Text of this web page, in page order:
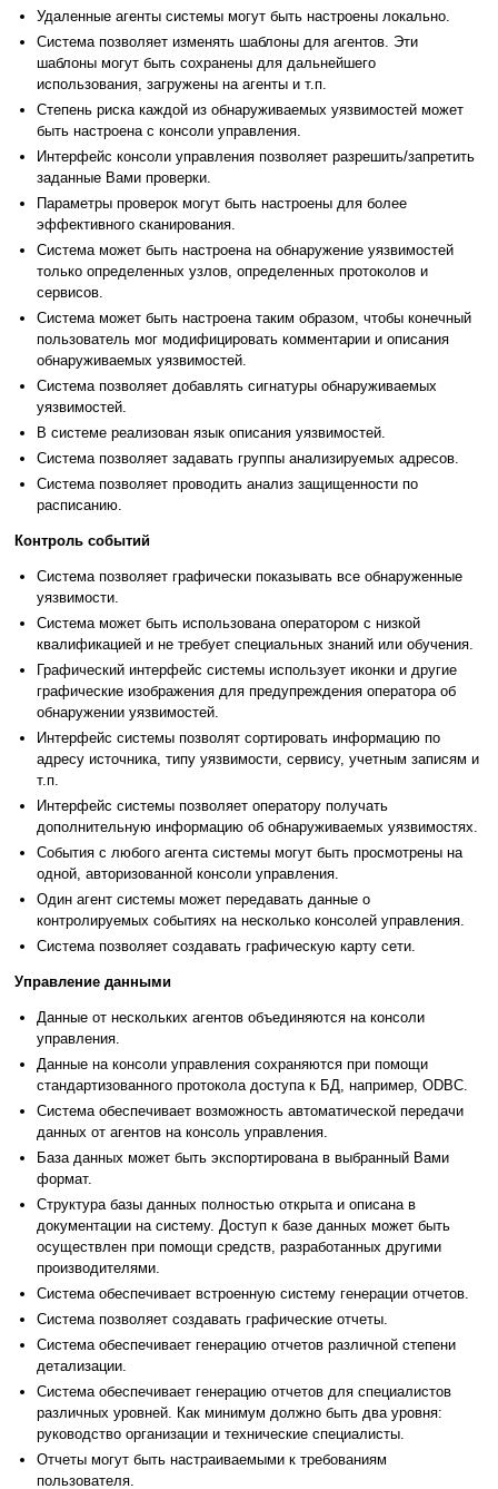
Удаленные агенты системы могут быть настроены локально.
Система позволяет изменять шаблоны для агентов. Эти
шаблоны могут быть сохранены для дальнейшего
использования, загружены на агенты и т.п.
Степень риска каждой из обнаруживаемых уязвимостей может
быть настроена с консоли управления.
Интерфейс консоли управления позволяет разрешить/запретить
заданные Вами проверки.
Параметры проверок могут быть настроены для более
эффективного сканирования.
Система может быть настроена на обнаружение уязвимостей
только определенных узлов, определенных протоколов и
сервисов.
Система может быть настроена таким образом, чтобы конечный
пользователь мог модифицировать комментарии и описания
обнаруживаемых уязвимостей.
Система позволяет добавлять сигнатуры обнаруживаемых
уязвимостей.
В системе реализован язык описания уязвимостей.
Система позволяет задавать группы анализируемых адресов.
Система позволяет проводить анализ защищенности по
расписанию.
Контроль событий
Система позволяет графически показывать все обнаруженные
уязвимости.
Система может быть использована оператором с низкой
квалификацией и не требует специальных знаний или обучения.
Графический интерфейс системы использует иконки и другие
графические изображения для предупреждения оператора об
обнаружении уязвимостей.
Интерфейс системы позволят сортировать информацию по
адресу источника, типу уязвимости, сервису, учетным записям и
т.п.
Интерфейс системы позволяет оператору получать
дополнительную информацию об обнаруживаемых уязвимостях.
События с любого агента системы могут быть просмотрены на
одной, авторизованной консоли управления.
Один агент системы может передавать данные о
контролируемых событиях на несколько консолей управления.
Система позволяет создавать графическую карту сети.
Управление данными
Данные от нескольких агентов объединяются на консоли
управления.
Данные на консоли управления сохраняются при помощи
стандартизованного протокола доступа к БД, например, ODBC.
Система обеспечивает возможность автоматической передачи
данных от агентов на консоль управления.
База данных может быть экспортирована в выбранный Вами
формат.
Структура базы данных полностью открыта и описана в
документации на систему. Доступ к базе данных может быть
осуществлен при помощи средств, разработанных другими
производителями.
Система обеспечивает встроенную систему генерации отчетов.
Система позволяет создавать графические отчеты.
Система обеспечивает генерацию отчетов различной степени
детализации.
Система обеспечивает генерацию отчетов для специалистов
различных уровней. Как минимум должно быть два уровня:
руководство организации и технические специалисты.
Отчеты могут быть настраиваемыми к требованиям
пользователя.